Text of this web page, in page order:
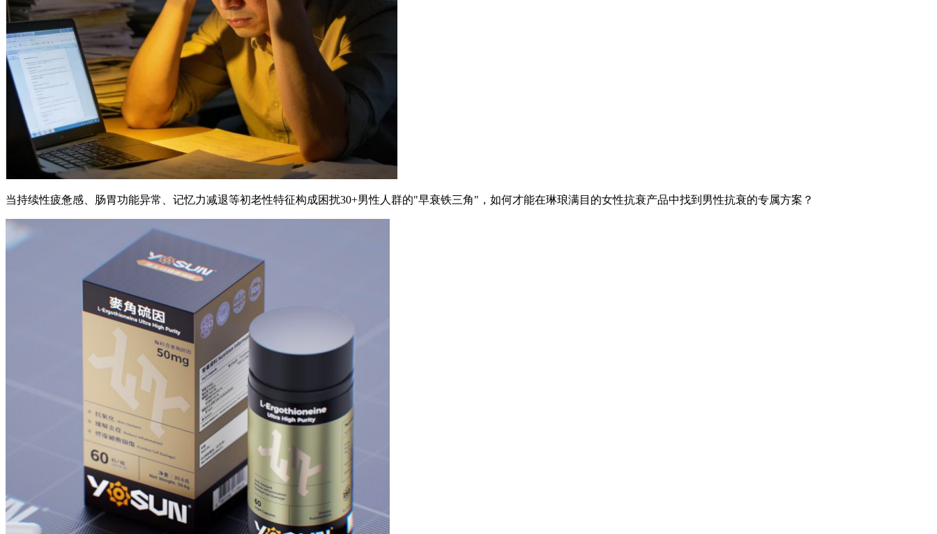
当持续性疲惫感、肠胃功能异常、记忆力减退等初老性特征构成困扰30+男性人群的"早衰铁三角"，如何才能在琳琅满目的女性抗衰产品中找到男性抗衰的专属方案？